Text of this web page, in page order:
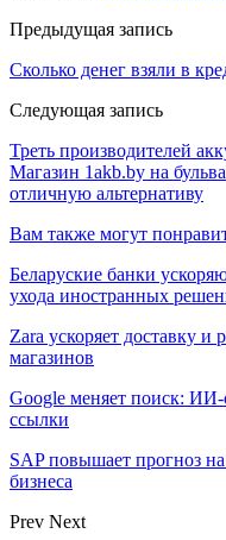
Предыдущая запись
Сколько денег взяли в
Следующая запись
Треть производителей
Магазин 1akb.by на
отличную альтернативу
Вам также могут
Беларуские банки
ухода иностранных
Zara ускоряет доставку и
магазинов
Google меняет поиск: ИИ-
ссылки
SAP повышает прогноз
бизнеса
Prev Next